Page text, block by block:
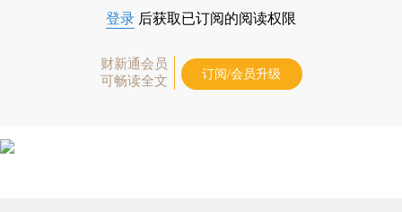
登录 后获取已订阅的阅读权限
财新通会员
可畅读全文
订阅/会员升级